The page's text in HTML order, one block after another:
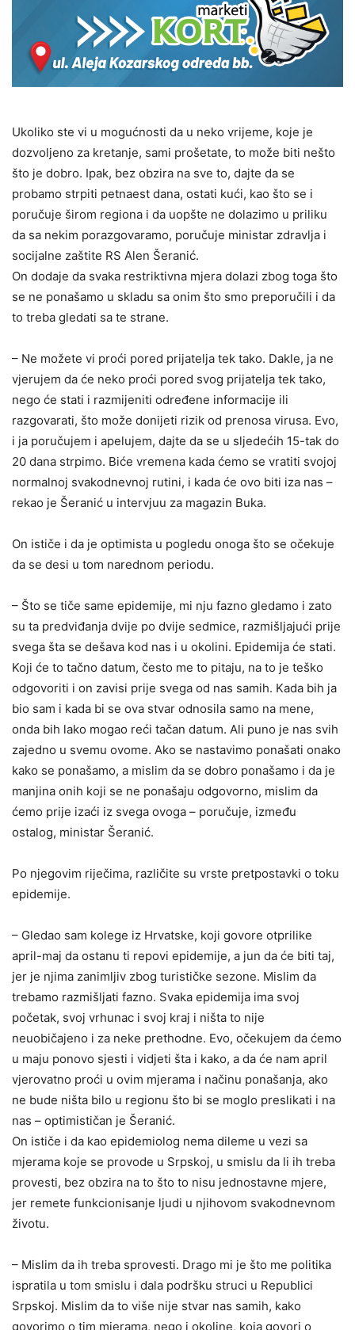
Ukoliko ste vi u mogućnosti da u neko vrijeme, koje je
dozvoljeno za kretanje, sami prošetate, to može biti nešto
što je dobro. Ipak, bez obzira na sve to, dajte da se
probamo strpiti petnaest dana, ostati kući, kao što se i
poručuje širom regiona i da uopšte ne dolazimo u priliku
da sa nekim porazgovaramo, poručuje ministar zdravlja i
socijalne zaštite RS Alen Šeranić.
On dodaje da svaka restriktivna mjera dolazi zbog toga što
se ne ponašamo u skladu sa onim što smo preporučili i da
to treba gledati sa te strane.
– Ne možete vi proći pored prijatelja tek tako. Dakle, ja ne
vjerujem da će neko proći pored svog prijatelja tek tako,
nego će stati i razmijeniti određene informacije ili
razgovarati, što može donijeti rizik od prenosa virusa. Evo,
i ja poručujem i apelujem, dajte da se u sljedećih 15-tak do
20 dana strpimo. Biće vremena kada ćemo se vratiti svojoj
normalnoj svakodnevnoj rutini, i kada će ovo biti iza nas –
rekao je Šeranić u intervjuu za magazin Buka.
On ističe i da je optimista u pogledu onoga što se očekuje
da se desi u tom narednom periodu.
– Što se tiče same epidemije, mi nju fazno gledamo i zato
su ta predviđanja dvije po dvije sedmice, razmišljajući prije
svega šta se dešava kod nas i u okolini. Epidemija će stati.
Koji će to tačno datum, često me to pitaju, na to je teško
odgovoriti i on zavisi prije svega od nas samih. Kada bih ja
bio sam i kada bi se ova stvar odnosila samo na mene,
onda bih lako mogao reći tačan datum. Ali puno je nas svih
zajedno u svemu ovome. Ako se nastavimo ponašati onako
kako se ponašamo, a mislim da se dobro ponašamo i da je
manjina onih koji se ne ponašaju odgovorno, mislim da
ćemo prije izaći iz svega ovoga – poručuje, između
ostalog, ministar Šeranić.
Po njegovim riječima, različite su vrste pretpostavki o toku
epidemije.
– Gledao sam kolege iz Hrvatske, koji govore otprilike
april-maj da ostanu ti repovi epidemije, a jun da će biti taj,
jer je njima zanimljiv zbog turističke sezone. Mislim da
trebamo razmišljati fazno. Svaka epidemija ima svoj
početak, svoj vrhunac i svoj kraj i ništa to nije
neuobičajeno i za neke prethodne. Evo, očekujem da ćemo
u maju ponovo sjesti i vidjeti šta i kako, a da će nam april
vjerovatno proći u ovim mjerama i načinu ponašanja, ako
ne bude ništa bilo u regionu što bi se moglo preslikati i na
nas – optimističan je Šeranić.
On ističe i da kao epidemiolog nema dileme u vezi sa
mjerama koje se provode u Srpskoj, u smislu da li ih treba
provesti, bez obzira na to što to nisu jednostavne mjere,
jer remete funkcionisanje ljudi u njihovom svakodnevnom
životu.
– Mislim da ih treba sprovesti. Drago mi je što me politika
ispratila u tom smislu i dala podršku struci u Republici
Srpskoj. Mislim da to više nije stvar nas samih, kako
govorimo o tim mjerama, nego i okoline, koja govori o